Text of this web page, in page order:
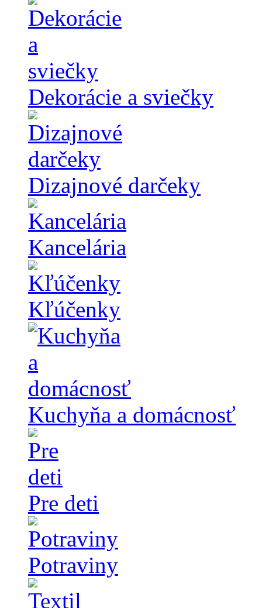
Dekorácie a sviečky
Dizajnové darčeky
Kancelária
Kľúčenky
Kuchyňa a domácnosť
Pre deti
Potraviny